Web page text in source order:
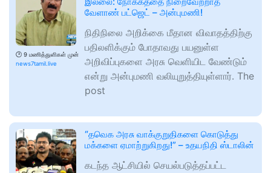
🕑 9 மணித்துளிகள் முன்
news7tamil.live
வேளாண் பட்ஜெட் – அன்புமணி!
நிதிநிலை அறிக்கை மீதான விவாதத்திற்கு
பதிலளிக்கும் போதாவது பயனுள்ள
அறிவிப்புகளை அரசு வெளியிட வேண்டும்
என்று அன்புமணி வலியுறுத்தியுள்ளார். The
post
“தவெக அரசு வாக்குறுதிகளை கொடுத்து
மக்களை ஏமாற்றுகிறது!” – உதயநிதி ஸ்டாலின்
கடந்த ஆட்சியில் செயல்படுத்தப்பட்ட